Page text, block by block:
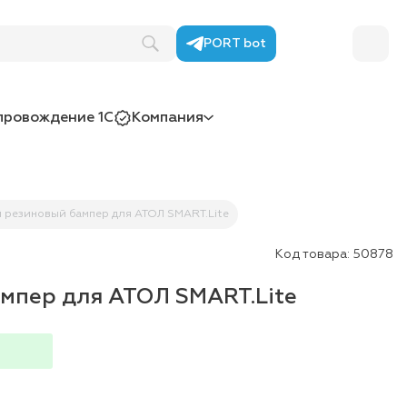
PORT bot
1С Компания
резиновый бампер для АТОЛ SMART.Lite
Код товара: 50878
для АТОЛ SMART.Lite